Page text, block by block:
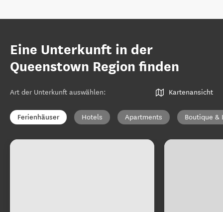
Eine Unterkunft in der
Queenstown Region finden
Art der Unterkunft auswählen: Kartenansicht
Ferienhäuser Hotels Apartments Boutique &